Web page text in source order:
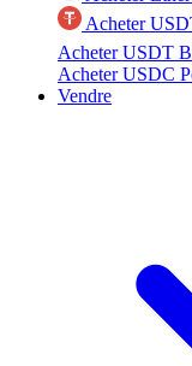
Acheter
Acheter USDT
Acheter USDC
Vendre